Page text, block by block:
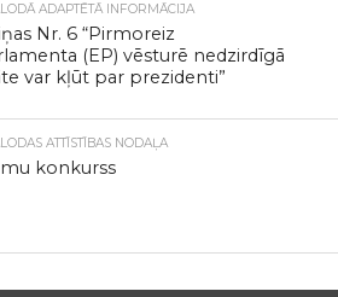
ADAPTĒTĀ INFORMĀCIJA
Nr. 6 “Pirmoreiz
(EP) vēsturē nedzirdīgā
var kļūt par prezidenti”
ATTĪSTĪBAS NODAĻA
konkurss